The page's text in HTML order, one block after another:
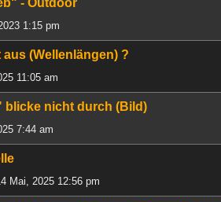
1:15 pm
(Wellenlängen) ?
11:05 am
blicke nicht durch (Bild)
7:44 am
Mai, 2025 12:56 pm